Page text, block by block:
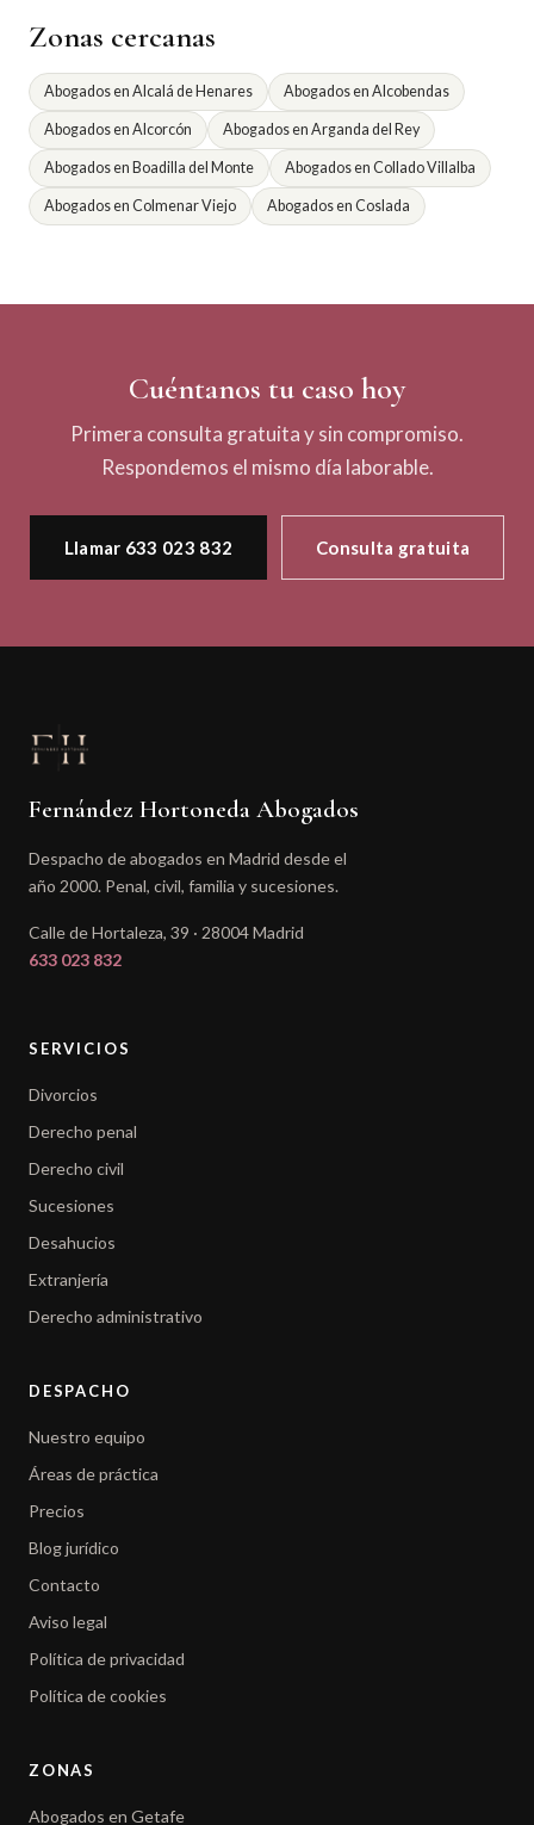
Zonas cercanas
Abogados en Alcalá de Henares Abogados en Alcobendas
Abogados en Alcorcón Abogados en Arganda del Rey
Abogados en Boadilla del Monte Abogados en Collado Villalba
Abogados en Colmenar Viejo Abogados en Coslada
Cuéntanos tu caso hoy
Primera consulta gratuita y sin compromiso.
Respondemos el mismo día laborable.
Llamar 633 023 832 Consulta gratuita
Fernández Hortoneda Abogados
Despacho de abogados en Madrid desde el
año 2000. Penal, civil, familia y sucesiones.
Calle de Hortaleza, 39 · 28004 Madrid
633 023 832
SERVICIOS
Divorcios
Derecho penal
Derecho civil
Sucesiones
Desahucios
Extranjería
Derecho administrativo
DESPACHO
Nuestro equipo
Áreas de práctica
Precios
Blog jurídico
Contacto
Aviso legal
Política de privacidad
Política de cookies
ZONAS
Abogados en Getafe